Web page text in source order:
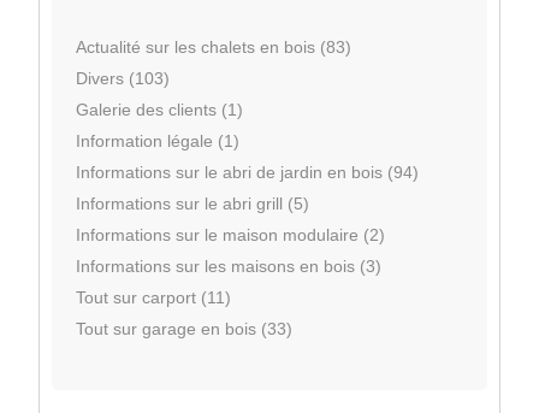
Actualité sur les chalets en bois (83)
Divers (103)
Galerie des clients (1)
Information légale (1)
Informations sur le abri de jardin en bois (94)
Informations sur le abri grill (5)
Informations sur le maison modulaire (2)
Informations sur les maisons en bois (3)
Tout sur carport (11)
Tout sur garage en bois (33)